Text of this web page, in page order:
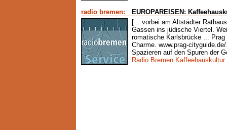
radio bremen:
EUROPAREISEN:
[... vorbei am Altstädter
Gassen ins jüdische Viertel.
romatische Karlsbrücke ... Prag
Charme. www.prag-
Spazieren auf den Spuren der
Radio Bremen Kaffeehauskultur